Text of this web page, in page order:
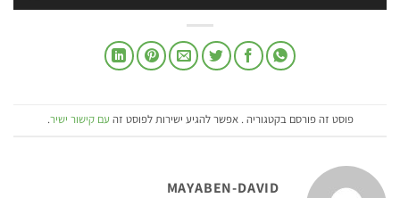
פוסט זה פורסם בקטגוריה . אפשר להגיע ישירות לפוסט זה עם קישור ישיר.
MAYABEN-DAVID